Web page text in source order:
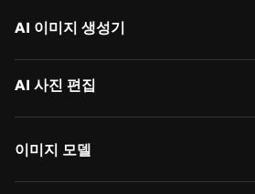
AI 이미지 생성기
이미지 → 이미지
AI 사진 편집
사진 배경 변경
이미지 모델